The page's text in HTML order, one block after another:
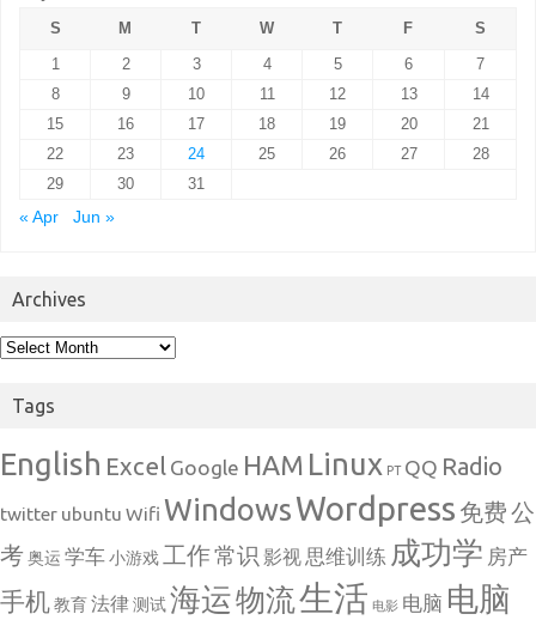
S
M T W T F
S
1
2 3 4 5 6
7
8
9 10 11 12 13
14
15
16 17 18 19 20
21
22
23 24 25 26 27
28
29
30
31
« Apr
Jun »
Archives
Archives
Tags
English Excel Google HAM Linux PT QQ Radio
twitter ubuntu Wifi WindowsWordpress 免费公
考奥运 学车小游戏 工作常识 影视 思维训练 成功学 房产
手机 教育法律测试海运物流生活 电影 电脑 电脑